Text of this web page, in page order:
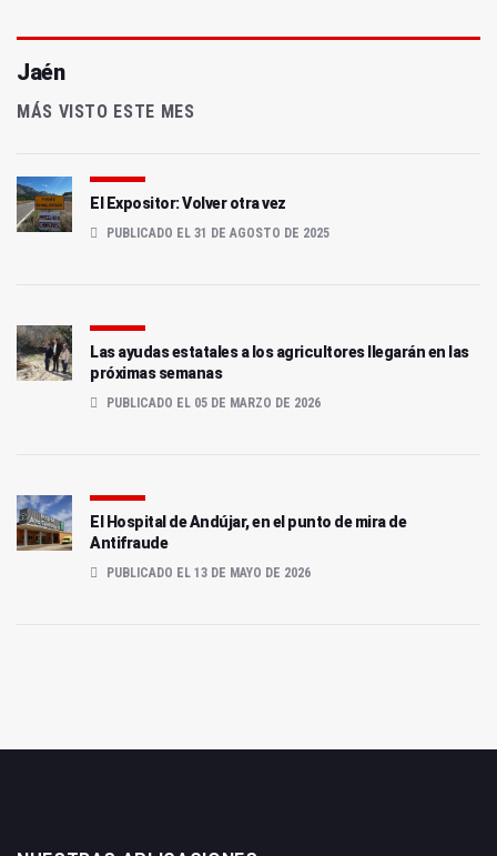
Jaén
MÁS VISTO ESTE MES
El Expositor: Volver otra vez
PUBLICADO EL 31 DE AGOSTO DE 2025
Las ayudas estatales a los agricultores llegarán en las
próximas semanas
PUBLICADO EL 05 DE MARZO DE 2026
El Hospital de Andújar, en el punto de mira de
Antifraude
PUBLICADO EL 13 DE MAYO DE 2026